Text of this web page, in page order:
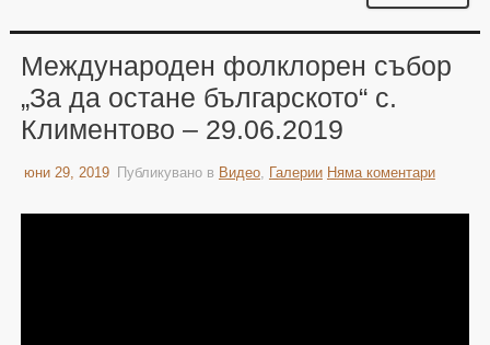
Международен фолклорен събор
„За да остане българското“ с.
Климентово – 29.06.2019
юни 29, 2019 Публикувано в Видео, Галерии Няма коментари